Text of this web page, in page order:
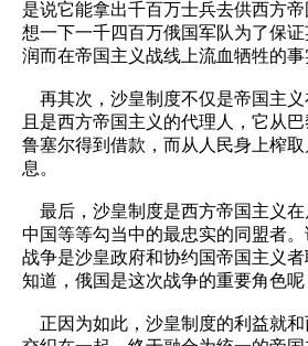
是说它能拿出千百万士兵去供西方
想一下一千四百万俄国军队为了保
润而在帝国主义战线上流血牺牲
再其次，沙皇制度不仅是帝国主
且是西方帝国主义的代理人，它从
鲁塞尔得到借款，而从人民身上榨取
息。
最后，沙皇制度是西方帝国主义在
中国等等勾当中的最忠实的同盟者
战争是沙皇政府和协约国帝国主义
知道，俄国是这次战争的重要角
正因为如此，沙皇制度的利益就和